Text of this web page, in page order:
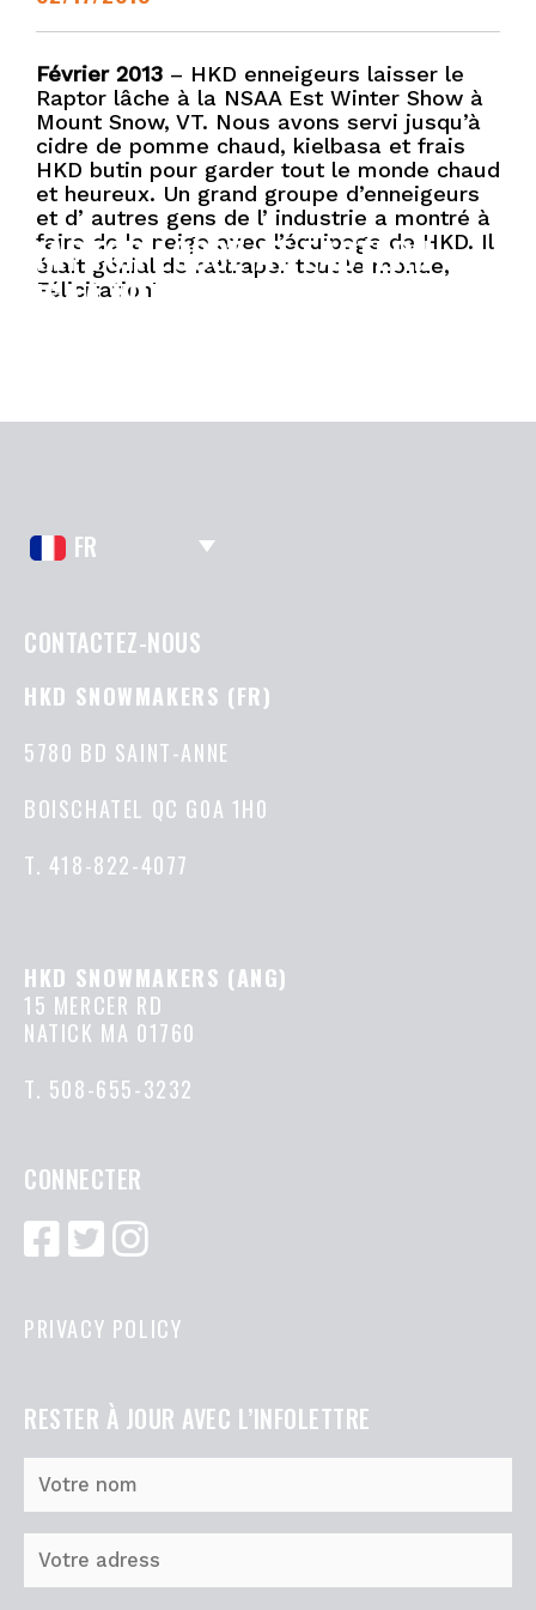
RAPTOR LOOSE AT EASTERN
NSAA WINTER SHOW
Février 2013 – HKD enneigeurs laisser le
Raptor lâche à la NSAA Est Winter Show à
Mount Snow, VT. Nous avons servi jusqu’à
cidre de pomme chaud, kielbasa et frais
HKD butin pour garder tout le monde chaud
et heureux. Un grand groupe d’enneigeurs
et d’ autres gens de l’ industrie a montré à
faire de la neige avec l’équipage de HKD. Il
était génial de rattraper tout le monde,
Félicitation!
FR
CONTACTEZ-NOUS
HKD SNOWMAKERS (FR)
5780 BD SAINT-ANNE
BOISCHATEL QC G0A 1H0
T. 418-822-4077
HKD SNOWMAKERS (ANG)
15 MERCER RD
NATICK MA 01760
T. 508-655-3232
CONNECTER
PRIVACY POLICY
RESTER À JOUR AVEC L’INFOLETTRE